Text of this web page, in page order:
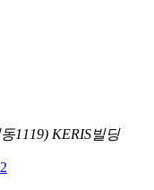
1119) KERIS빌딩